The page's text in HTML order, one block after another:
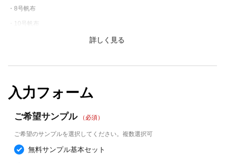
・8号帆布
・10号帆布
・30番手ビエラ
・50番手ブロード
・60番手ローン
詳しく見る
入力フォーム
ご希望サンプル （必須）
ご希望のサンプルを選択してください。複数選択可
無料サンプル基本セット